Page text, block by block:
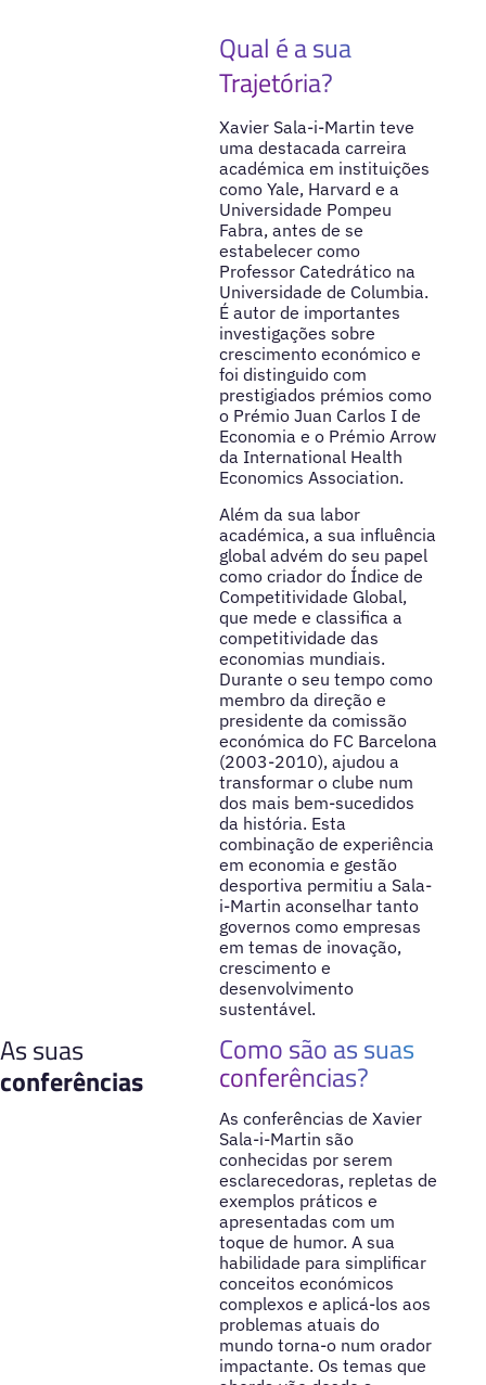
Qual é a sua
Trajetória?
Xavier Sala-i-Martin teve
uma destacada carreira
académica em instituições
como Yale, Harvard e a
Universidade Pompeu
Fabra, antes de se
estabelecer como
Professor Catedrático na
Universidade de Columbia.
É autor de importantes
investigações sobre
crescimento económico e
foi distinguido com
prestigiados prémios como
o Prémio Juan Carlos I de
Economia e o Prémio Arrow
da International Health
Economics Association.
Além da sua labor
académica, a sua influência
global advém do seu papel
como criador do Índice de
Competitividade Global,
que mede e classifica a
competitividade das
economias mundiais.
Durante o seu tempo como
membro da direção e
presidente da comissão
económica do FC Barcelona
(2003-2010), ajudou a
transformar o clube num
dos mais bem-sucedidos
da história. Esta
combinação de experiência
em economia e gestão
desportiva permitiu a Sala-
i-Martin aconselhar tanto
governos como empresas
em temas de inovação,
crescimento e
desenvolvimento
sustentável.
As suas
conferências
Como são as suas
conferências?
As conferências de Xavier
Sala-i-Martin são
conhecidas por serem
esclarecedoras, repletas de
exemplos práticos e
apresentadas com um
toque de humor. A sua
habilidade para simplificar
conceitos económicos
complexos e aplicá-los aos
problemas atuais do
mundo torna-o num orador
impactante. Os temas que